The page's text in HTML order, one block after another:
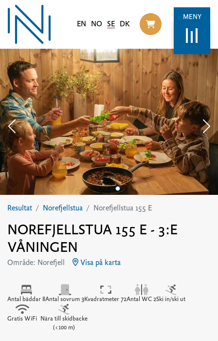
EN NO SE DK
Til
MENY
Resultat Norefjellstua Norefjellstua 155 E
NOREFJELLSTUA 155 E - 3:E
VÅNINGEN
Område: Norefjell Visa på karta
Antal bäddar 8Antal sovrum 3Kvadratmeter 72Antal WC 2Ski in/ski ut
Gratis WiFi
Nära till skidbacke
(<100 m)